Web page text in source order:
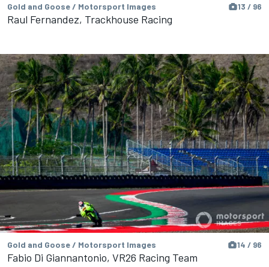
Gold and Goose / Motorsport Images 13 / 96
Raul Fernandez, Trackhouse Racing
Gold and Goose / Motorsport Images 14 / 96
Fabio Di Giannantonio, VR26 Racing Team